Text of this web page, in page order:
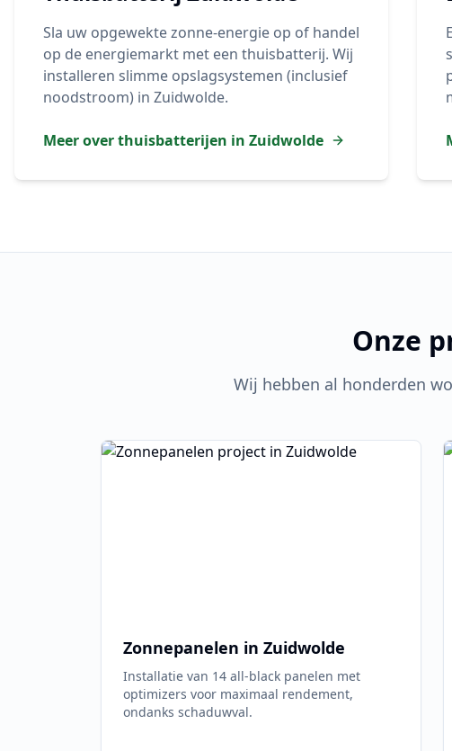
Sla uw opgewekte zonne-energie op of handel
op de energiemarkt met een thuisbatterij. Wij
installeren slimme opslagsystemen (inclusief
noodstroom) in Zuidwolde.
Meer over thuisbatterijen in Zuidwolde
Onze
Wij hebben al honderden
Zonnepanelen in Zuidwolde
Installatie van 14 all-black panelen met
optimizers voor maximaal rendement,
ondanks schaduwval.